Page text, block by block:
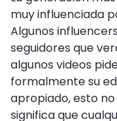
muy influenciada
Algunos
seguidores que
algunos videos
formalmente su
apropiado, esto
significa que